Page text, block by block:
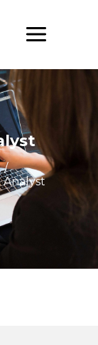
/
Analyst